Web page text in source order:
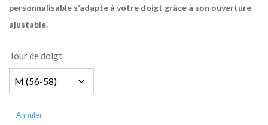
personnalisable s’adapte à votre doigt grâce à son ouverture
ajustable.
Tour de doigt
Annuler